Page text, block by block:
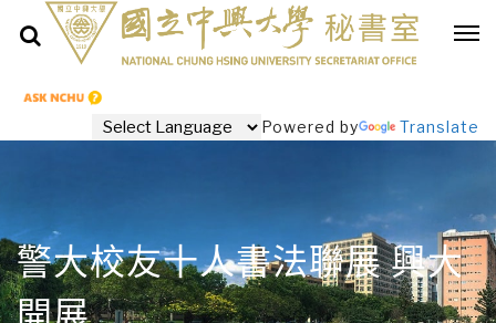
Powered by Translate
警大校友十人書法聯展 興大